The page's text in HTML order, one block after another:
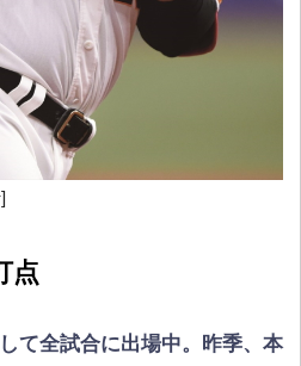
点
て全試合に出場中。昨季、本